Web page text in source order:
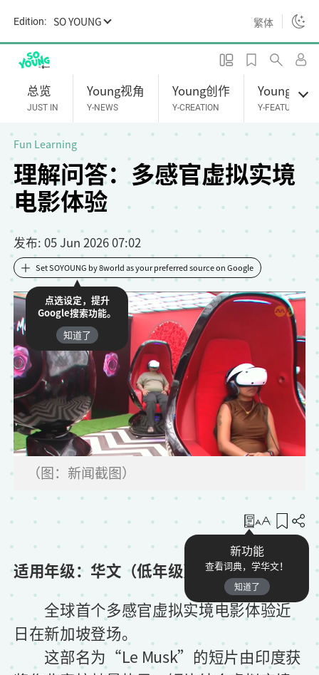
i
Edition: SO YOUNG 繁体
总览
JUST IN
Young视角
Y-NEWS
Young创作
Y-CREATION
Young专题
Y-FEATURES
理解问答：多感官虚拟实境
电影体验
Fun Learning
发布: 05 Jun 2026 07:02
Set SOYOUNG by 8world as your preferred source on Google
点选设定，提升
Google搜索功能。
知道了
（图：新闻截图）
新功能
查看词典，学华文！
知道了
收藏
适用年级：华文（低年级）
全球首个多感官虚拟实境电影体验近
日在新加坡登场。
这部名为“Le Musk”的短片由印度获